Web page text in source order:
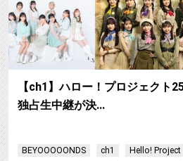
【ch1】ハロー！プロジェクト
独占生中継が決…
BEYOOOOONDS ch1 Hello! Project